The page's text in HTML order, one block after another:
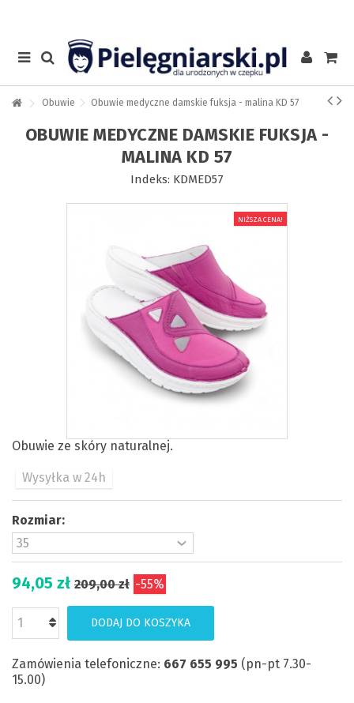
Obuwie Obuwie medyczne damskie fuksja - malina KD 57
OBUWIE MEDYCZNE DAMSKIE FUKSJA -
MALINA KD 57
Indeks: KDMED57
NIŻSZA CENA!
Obuwie ze skóry naturalnej.
Wysyłka w 24h
Rozmiar:
94,05 zł 209,00 zł -55%
DODAJ DO KOSZYKA
Zamówienia telefoniczne: 667 655 995 (pn-pt 7.30-
15.00)